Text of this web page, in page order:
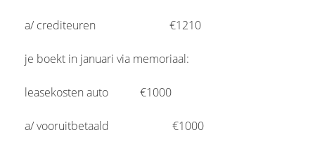
a/ crediteuren €1210
je boekt in januari via memoriaal:
leasekosten auto €1000
a/ vooruitbetaald €1000